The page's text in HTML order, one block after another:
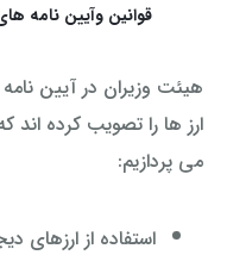
قوانین وآیین نامه
هیئت وزیران در آیین
ارز ها را تصویب کرده اند
می پردازیم:
استفاده از ارزهای